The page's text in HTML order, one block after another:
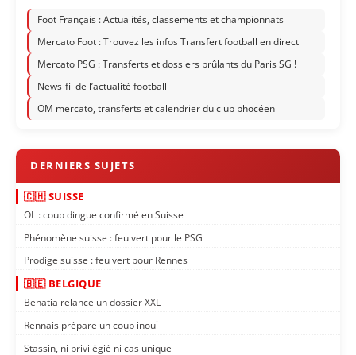
Foot Français : Actualités, classements et championnats
Mercato Foot : Trouvez les infos Transfert football en direct
Mercato PSG : Transferts et dossiers brûlants du Paris SG !
News-fil de l’actualité football
OM mercato, transferts et calendrier du club phocéen
🇨🇭 SUISSE
OL : coup dingue confirmé en Suisse
Phénomène suisse : feu vert pour le PSG
Prodige suisse : feu vert pour Rennes
🇧🇪 BELGIQUE
Benatia relance un dossier XXL
Rennais prépare un coup inouï
Stassin, ni privilégié ni cas unique